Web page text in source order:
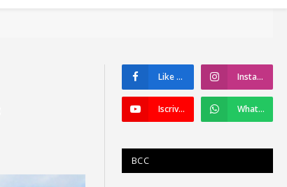
Like su Facebook Instagram
Iscriviti a YouTube WhatsApp
BCC